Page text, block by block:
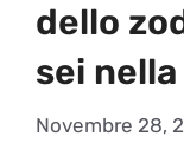
dello
sei
Novembre 28,